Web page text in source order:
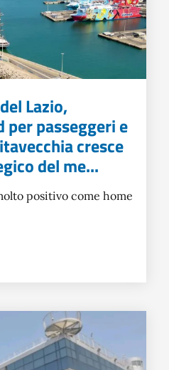
Lazio,
passeggeri e
cresce
del me...
positivo come home